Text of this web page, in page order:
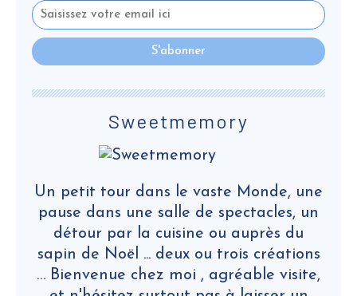
Sweetmemory
Un petit tour dans le vaste Monde, une
pause dans une salle de spectacles, un
détour par la cuisine ou auprès du
sapin de Noël ... deux ou trois créations
… Bienvenue chez moi , agréable visite,